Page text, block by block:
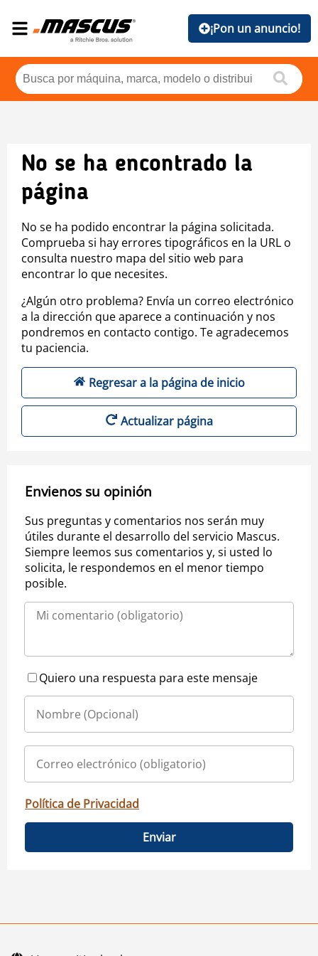
¡Pon un anuncio!
No se ha encontrado la
página
No se ha podido encontrar la página solicitada.
Comprueba si hay errores tipográficos en la URL o
consulta nuestro mapa del sitio web para
encontrar lo que necesites.
¿Algún otro problema? Envía un correo electrónico
a la dirección que aparece a continuación y nos
pondremos en contacto contigo. Te agradecemos
tu paciencia.
Regresar a la página de inicio
Actualizar página
Envienos su opinión
Sus preguntas y comentarios nos serán muy
útiles durante el desarrollo del servicio Mascus.
Siempre leemos sus comentarios y, si usted lo
solicita, le respondemos en el menor tiempo
posible.
Quiero una respuesta para este mensaje
Política de Privacidad
Enviar